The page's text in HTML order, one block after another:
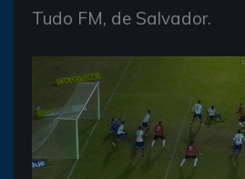
Tudo FM, de Salvador.